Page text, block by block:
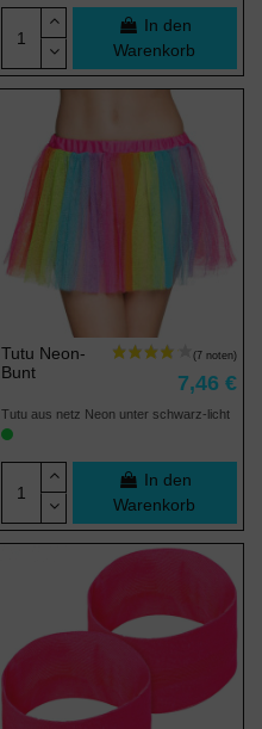
In den
Warenkorb
Tutu Neon-
Bunt
7,46 €
Tutu aus netz Neon unter schwarz-licht
In den
Warenkorb